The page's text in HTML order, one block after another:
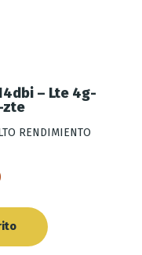
– Lte 4g-
zte
RENDIMIENTO